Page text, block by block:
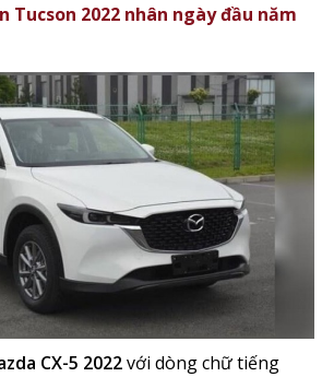
Tucson 2022 nhân ngày đầu năm
CX-5 2022với dòng chữ tiếng